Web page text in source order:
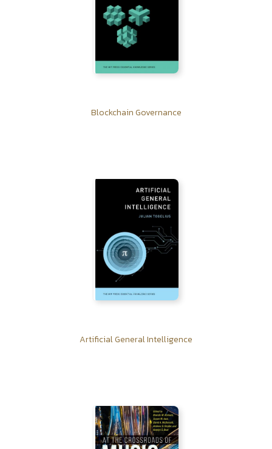
Blockchain Governance
Artificial General Intelligence